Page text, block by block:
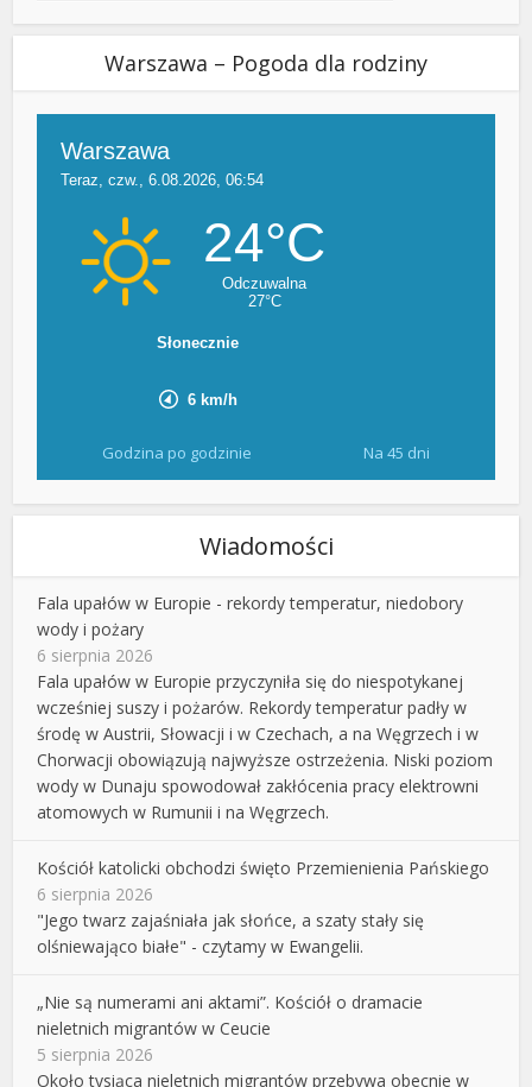
Warszawa – Pogoda dla rodziny
Godzina po godzinie Na 45 dni
Wiadomości
Fala upałów w Europie - rekordy temperatur, niedobory
wody i pożary
6 sierpnia 2026
Fala upałów w Europie przyczyniła się do niespotykanej
wcześniej suszy i pożarów. Rekordy temperatur padły w
środę w Austrii, Słowacji i w Czechach, a na Węgrzech i w
Chorwacji obowiązują najwyższe ostrzeżenia. Niski poziom
wody w Dunaju spowodował zakłócenia pracy elektrowni
atomowych w Rumunii i na Węgrzech.
Kościół katolicki obchodzi święto Przemienienia Pańskiego
6 sierpnia 2026
"Jego twarz zajaśniała jak słońce, a szaty stały się
olśniewająco białe" - czytamy w Ewangelii.
„Nie są numerami ani aktami”. Kościół o dramacie
nieletnich migrantów w Ceucie
5 sierpnia 2026
Około tysiąca nieletnich migrantów przebywa obecnie w